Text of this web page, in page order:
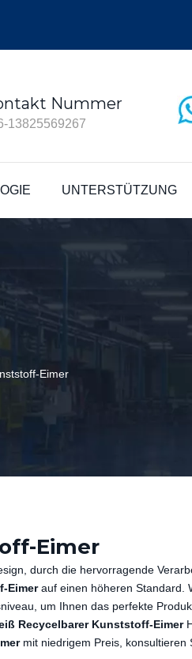
Nummer
13825569267
UNTERSTÜTZUNG
Eimer
Eimer
durch die hervorragende
Eimerauf einen höheren Standard.
um Ihnen das perfekte
Recycelbarer Kunststoff-Eimer
mit niedrigem Preis, konsultieren